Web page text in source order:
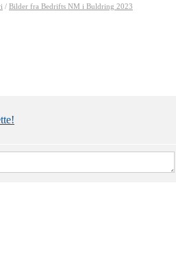
/ Bilder fra Bedrifts NM i Buldring 2023